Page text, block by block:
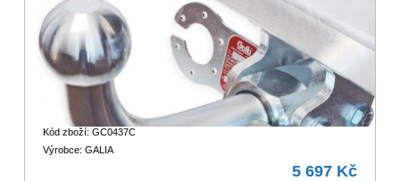
Kód zboží: GC0437C
Výrobce: GALIA
5 697 Kč